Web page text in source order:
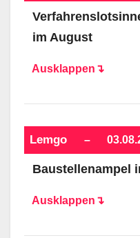
im August
Ausklappen↴
Lemgo –
Baustellenampel
Ausklappen↴